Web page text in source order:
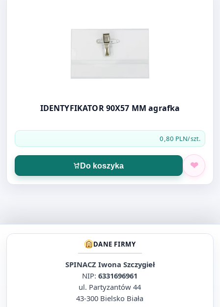
IDENTYFIKATOR 90X57 MM agrafka
0,80 PLN/szt.
Do koszyka
DANE FIRMY
SPINACZ Iwona Szczygieł
NIP:6331696961
ul. Partyzantów 44
43-300 Bielsko Biała